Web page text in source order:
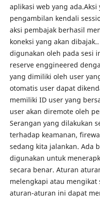
aplikasi web yang
pengambilan kendali
aksi pembajak berhasil
koneksi yang akan
digunakan oleh pada sesi
reserve enggineered
yang dimiliki oleh user
otomatis user dapat
memiliki ID user yang
user akan diremote oleh
Serangan yang dilakukan
terhadap keamanan,
sedang kita jalankan. Ada
digunakan untuk
secara benar. Aturan
melengkapi atau mengikat
aturan-aturan ini dapat